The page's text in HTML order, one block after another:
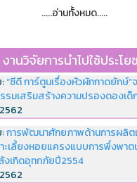
.....อ่านทั้งหมด.....
งานวิจัยการนำไปใช้ประโย
“ซีดี การ์ตูนเรื่องหัวผักกาดยักษ์”
มเสริมสร้างความปรองดองเด็
การพัฒนาศักยภาพด้านการผลิต
ะเลี้ยงหอยแครงแบบการพึ่งพาต
งเกิดอุทกภัยปี2554